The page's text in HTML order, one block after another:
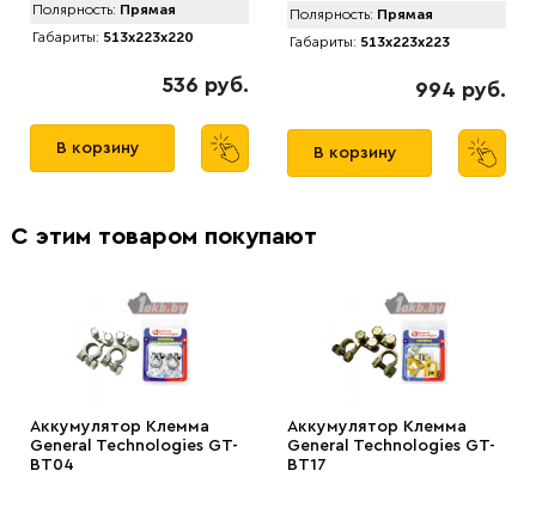
Полярность: Прямая
Габариты: 513x223x220
536 руб.
В корзину
Полярность: Прямая
Габариты: 513x223x223
994 руб.
В корзину
С этим товаром покупают
Аккумулятор Клемма
General Technologies GT-
BT04
Аккумулятор Клемма
General Technologies GT-
BT17